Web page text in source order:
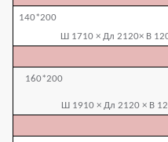
Ш 1710 × Дл 2120× В
Ш 1910 × Дл 2120 × В